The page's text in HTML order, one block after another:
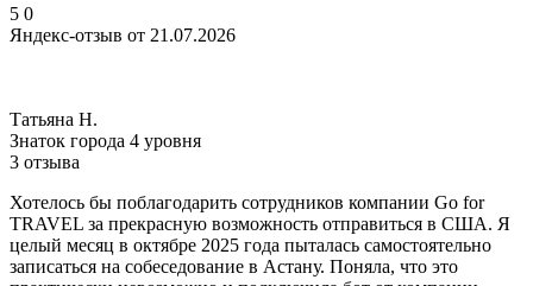
5 0
Яндекс-отзыв от 21.07.2026
Татьяна Н.
Знаток города 4 уровня
3 отзыва
Хотелось бы поблагодарить сотрудников компании Go for
TRAVEL за прекрасную возможность отправиться в США. Я
целый месяц в октябре 2025 года пыталась самостоятельно
записаться на собеседование в Астану. Поняла, что это